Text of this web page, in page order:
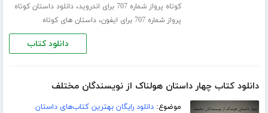
کوتاه پرواز شماره 707 برای اندروید
،دانلود داستان کوتاه
پرواز شماره 707 برای ایفون
،داستان های کوتاه
دانلود کتاب
دانلود کتاب چهار داستان هولناک از نویسندگان مختلف
موضوع:دانلود رایگان بهترین کتاب‌های داستان